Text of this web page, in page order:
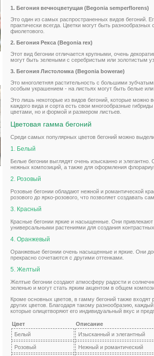
1. Бегония вечноцветущая (Begonia semperflorens)
Это один из самых распространенных видов бегоний.
практически всегда. Цветки могут быть разнообразных
фиолетового.
2. Бегония Рекса (Begonia rex)
Этот вид бегонии отличается крупными, очень
могут быть зелеными с серебристым или золотистым
3. Бегония Листоломка (Begonia bowerae)
Это многолетняя растительность с большими
особым украшением - на листьях могут быть белые или
Это лишь некоторые из видов бегоний, которые можно
каждого вида и сорта есть свои многообразные
цветами, но и формой и размером листьев.
Цветовая гамма бегоний
Среди самых популярных цветов бегоний можно
1. Белый
Белые бегонии выглядят очень изысканно и
нежных композиций, а также для оформления
2. Розовый
Розовые бегонии обладают нежной и романтической
розового до ярко-розового, что позволяет создавать
3. Красный
Красные бегонии яркие и насыщенные. Они
универсальными растениями для создания
4. Оранжевый
Оранжевые бегонии очень насыщенные и яркие. Они
прекрасно сочетаются с другими оттенками.
5. Желтый
Желтые бегонии создают атмосферу радости и
зеленью и могут стать ярким акцентом в общем
Кроме основных цветов, в гамму бегоний также входят
других цветов. Благодаря такому разнообразию,
которые олицетворяют его индивидуальный вкус и
Цвет
Описание
Белый
Изысканный и элегантный
Розовый Нежный и романтический